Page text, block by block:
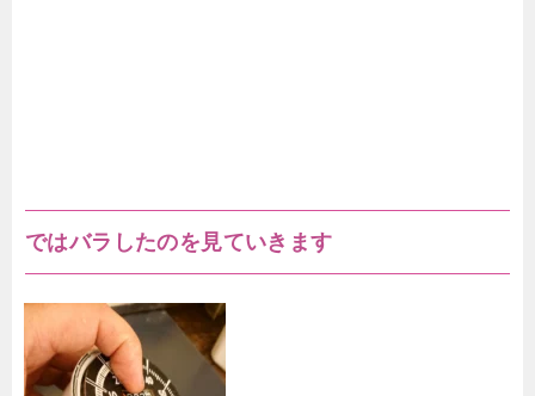
ではバラしたのを見ていきます